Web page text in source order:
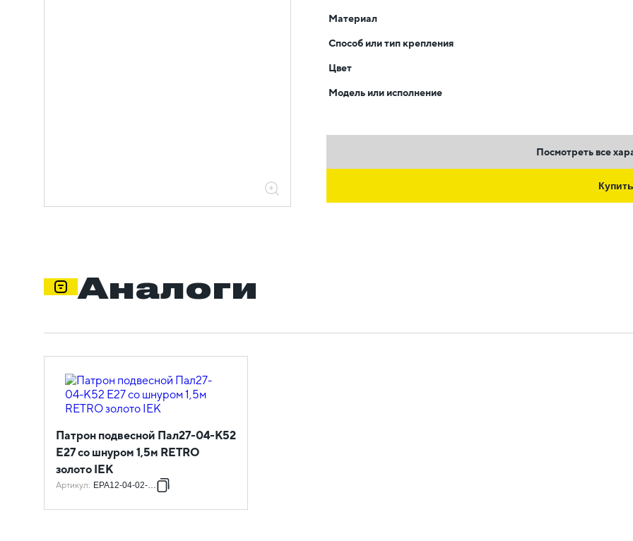
Материал
Способ или тип крепления
Цвет
Модель или исполнение
Посмотреть все
Купить
Аналоги
Патрон подвесной Пал27-04-К52
E27 со шнуром 1,5м RETRO
золото IEK
Артикул: EPA12-04-02-K22